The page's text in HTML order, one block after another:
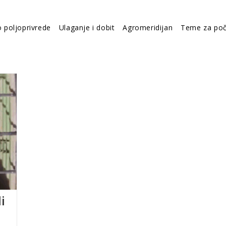
poljoprivrede Ulaganje i dobit Agromeridijan Teme za